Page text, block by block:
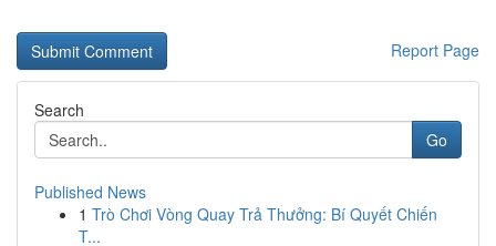
Report Page
Search
Go
Published News
1 Trò Chơi Vòng Quay Trả Thưởng: Bí Quyết Chiến
T...